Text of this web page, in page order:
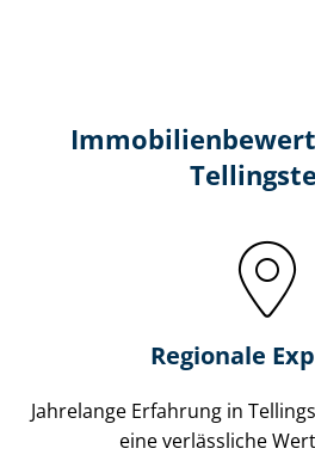
Regionale
Jahrelange Erfahrung in
eine verlässliche